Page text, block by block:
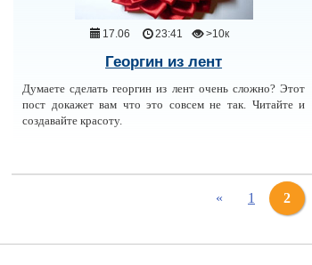
17.06 23:41 >10к
Георгин из лент
Думаете сделать георгин из лент очень сложно? Этот
пост докажет вам что это совсем не так. Читайте и
создавайте красоту.
« 1 2